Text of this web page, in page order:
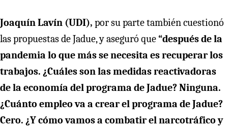
Joaquín Lavín (UDI), por su parte también cuestionó
las propuestas de Jadue, y aseguró que“después de la
pandemia lo que más se necesita es recuperar los
trabajos. ¿Cuáles son las medidas reactivadoras
de la economía del programa de Jadue? Ninguna.
¿Cuánto empleo va a crear el programa de Jadue?
Cero. ¿Y cómo vamos a combatir el narcotráfico y